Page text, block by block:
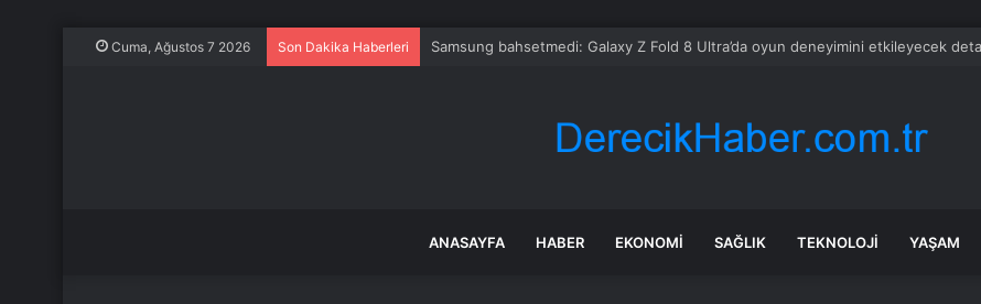
Cuma, Ağustos 7 2026 Son Dakika Haberleri İran basınında, Melania Trump ve oğlu Barron’a yönelik tehdit videosu yayımlandı
ANASAYFA HABER EKONOMI SAĞLIK TEKNOLOJI YAŞAM